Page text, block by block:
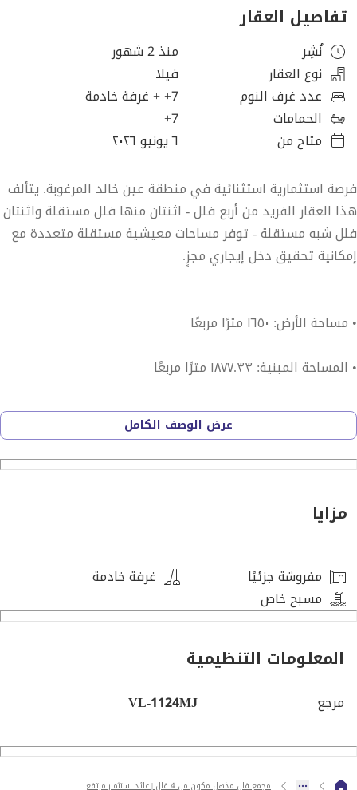
تفاصيل العقار
نُشِر
منذ 2 شهور
نوع العقار
فيلا
عدد غرف النوم
7+ + غرفة خادمة
الحمامات
7+
متاح من
٦ يونيو ٢٠٢٦
فرصة استثمارية استثنائية في منطقة عين خالد المرغوبة. يتألف
هذا العقار الفريد من أربع فلل - اثنتان منها فلل مستقلة واثنتان
فلل شبه مستقلة - توفر مساحات معيشية مستقلة متعددة مع
إمكانية تحقيق دخل إيجاري مجزٍ.
• مساحة الأرض: ١٦٥٠ مترًا مربعًا
• المساحة المبنية: ١٨٧٧.٣٣ مترًا مربعًا
يتكون العقار من:
• فيلتان منفصلتان
الفيلا رقم ١ (فيلا منفصلة مع مسبح خاص)
• مجلس منفصل (غرفة استقبال رسمية للضيوف)
• ٣ غرف معيشة (صالة استقبال، غرفة طعام، وغرفة معيشة
• صالة عائلية في الطابق الأول
• مسبح خارجي خاص
عرض الوصف الكامل
مزايا
مفروشة جزئيًا
غرفة خادمة
مسبح خاص
المعلومات التنظيمية
مرجع VL-1124MJ
مجمع فلل مذهل مكون من 4 فلل | عائد استثمار مرتفع